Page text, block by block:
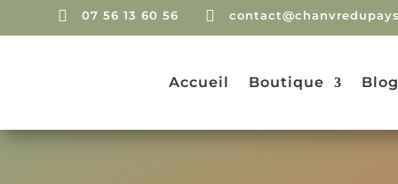
 07 56 13 60 56 
Accueil Boutique Blog